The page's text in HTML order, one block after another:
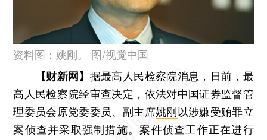
资料图：姚刚。 图/视觉中国
【财新网】 据最高人民检察院消息，日前，最
高人民检察院经审查决定，依法对中国证券监督管
理委员会原党委委员、副主席姚刚以涉嫌受贿罪立
案侦查并采取强制措施。案件侦查工作正在进行